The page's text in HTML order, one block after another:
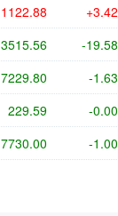
1122.88 +3.42
3515.56 -19.58
7229.80 -1.63
229.59 -0.00
7730.00 -1.00